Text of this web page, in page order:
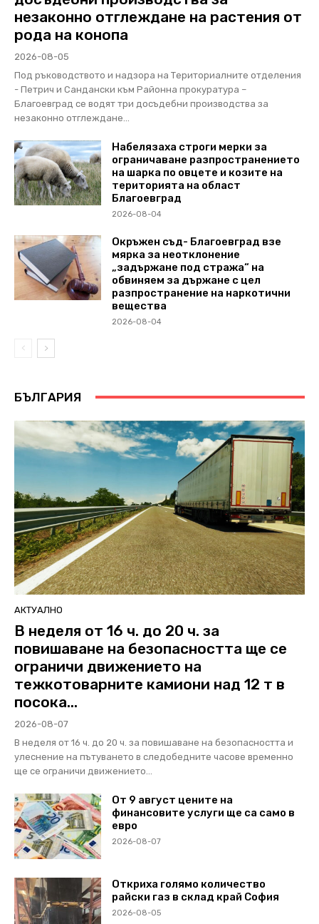
незаконно отглеждане на растения от
рода на конопа
2026-08-05
Под ръководството и надзора на Териториалните отделения
- Петрич и Сандански към Районна прокуратура –
Благоевград се водят три досъдебни производства за
незаконно отглеждане...
Набелязаха строги мерки за
ограничаване разпространението
на шарка по овцете и козите на
територията на област
Благоевград
2026-08-04
Окръжен съд- Благоевград взе
мярка за неотклонение
„задържане под стража“ на
обвиняем за държане с цел
разпространение на наркотични
вещества
2026-08-04
БЪЛГАРИЯ
АКТУАЛНО
В неделя от 16 ч. до 20 ч. за
повишаване на безопасността ще се
ограничи движението на
тежкотоварните камиони над 12 т в
посока...
2026-08-07
В неделя от 16 ч. до 20 ч. за повишаване на безопасността и
улеснение на пътуването в следобедните часове временно
ще се ограничи движението...
От 9 август цените на
финансовите услуги ще са само в
евро
2026-08-07
Откриха голямо количество
райски газ в склад край София
2026-08-05